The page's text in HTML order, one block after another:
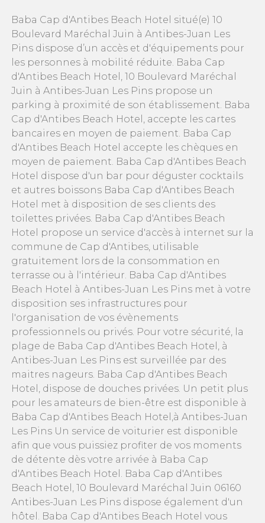
Baba Cap d'Antibes Beach Hotel situé(e) 10
Boulevard Maréchal Juin à Antibes-Juan Les
Pins dispose d’un accès et d'équipements pour
les personnes à mobilité réduite. Baba Cap
d'Antibes Beach Hotel, 10 Boulevard Maréchal
Juin à Antibes-Juan Les Pins propose un
parking à proximité de son établissement. Baba
Cap d'Antibes Beach Hotel, accepte les cartes
bancaires en moyen de paiement. Baba Cap
d'Antibes Beach Hotel accepte les chèques en
moyen de paiement. Baba Cap d'Antibes Beach
Hotel dispose d'un bar pour déguster cocktails
et autres boissons Baba Cap d'Antibes Beach
Hotel met à disposition de ses clients des
toilettes privées. Baba Cap d'Antibes Beach
Hotel propose un service d'accès à internet sur la
commune de Cap d'Antibes, utilisable
gratuitement lors de la consommation en
terrasse ou à l'intérieur. Baba Cap d'Antibes
Beach Hotel à Antibes-Juan Les Pins met à votre
disposition ses infrastructures pour
l'organisation de vos évènements
professionnels ou privés. Pour votre sécurité, la
plage de Baba Cap d'Antibes Beach Hotel, à
Antibes-Juan Les Pins est surveillée par des
maitres nageurs. Baba Cap d'Antibes Beach
Hotel, dispose de douches privées. Un petit plus
pour les amateurs de bien-être est disponible à
Baba Cap d'Antibes Beach Hotel,à Antibes-Juan
Les Pins Un service de voiturier est disponible
afin que vous puissiez profiter de vos moments
de détente dès votre arrivée à Baba Cap
d'Antibes Beach Hotel. Baba Cap d'Antibes
Beach Hotel, 10 Boulevard Maréchal Juin 06160
Antibes-Juan Les Pins dispose également d'un
hôtel. Baba Cap d'Antibes Beach Hotel vous